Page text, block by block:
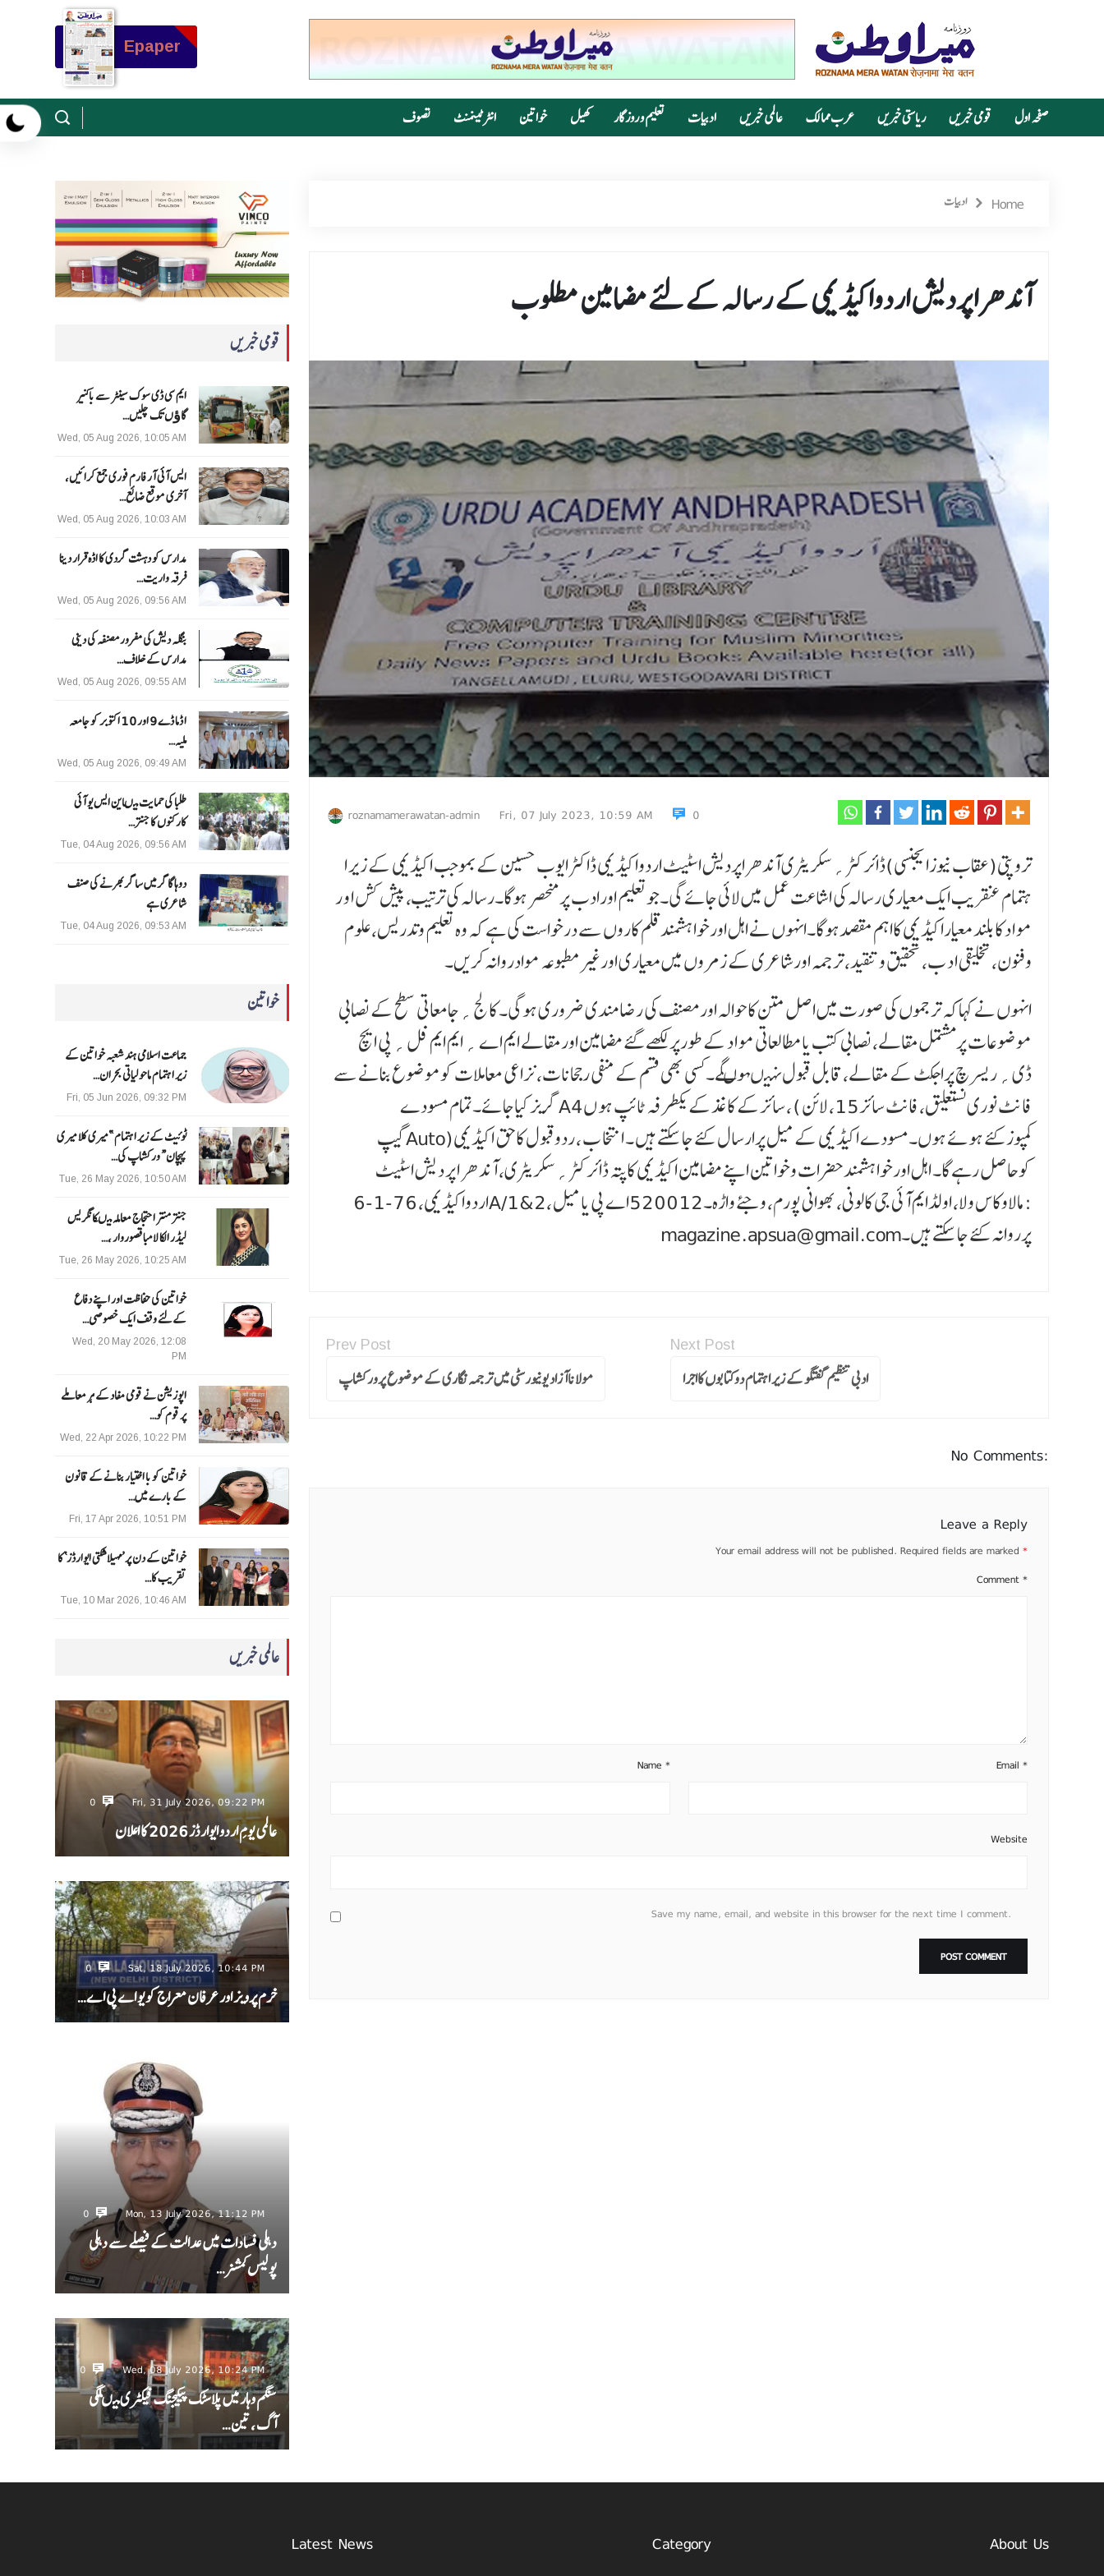
Epaper
صفحہ اول قومی خبریں ریاستی خبریں عرب ممالک عالمی خبریں ادبیات تعلیم و روزگار کھیل خواتین انٹرٹینمنٹ تصوف
قومی خبریں
ایم سی ڈی سوک سینٹر سے باکنیر
گاﺅں تک چلیں…
Wed, 05 Aug 2026, 10:05 AM
ایس آئی آر فارم فوری جمع کرائیں،
آخری موقع ضائع…
Wed, 05 Aug 2026, 10:03 AM
مدارس کو دہشت گردی کا اڈہ قرار دینا
فرقہ واریت…
Wed, 05 Aug 2026, 09:56 AM
بنگلہ دیش کی مفرور مصنفہ کی دینی
مدارس کے خلاف…
Wed, 05 Aug 2026, 09:55 AM
ا ڈما ڈے 9 اور 10 اکتوبر کو جامعہ
ملیہ…
Wed, 05 Aug 2026, 09:49 AM
طلبا کی حمایت میںاین ایس یو آئی
کارکنوں کا جنتر…
Tue, 04 Aug 2026, 09:56 AM
دوہا گاگر میں ساگر بھرنے کی صنف
شاعری ہے
Tue, 04 Aug 2026, 09:53 AM
خواتین
جماعت اسلامی ہند شعبہ خواتین کے
زیر اہتمام ماحولیاتی بحران…
Fri, 05 Jun 2026, 09:32 PM
ٹوئیٹ کے زیر اہتمام ”میری کلا میری
پہچان“ ورکشاپ کی…
Tue, 26 May 2026, 10:50 AM
جنتر منتر احتجاج معاملہ میںکانگریس
لیڈر الکا لامبا قصوروار ،…
Tue, 26 May 2026, 10:25 AM
خواتین کی حفاظت اور اپنے دفاع
کےلئے وقف ایک خصوصی…
Wed, 20 May 2026, 12:08
PM
اپوزیشن نے قومی مفاد کے ہر معاملے
پر قوم کو…
Wed, 22 Apr 2026, 10:22 PM
خواتین کو با اختیار بنانے کے قانون
کے بارے میں…
Fri, 17 Apr 2026, 10:51 PM
خواتین کے دن پر ’مہیلا شکتی ایوارڈز‘ کا
تقریب کا…
Tue, 10 Mar 2026, 10:46 AM
عالمی خبریں
Fri, 31 July 2026, 09:22 PM
0
عالمی یومِ اردو ایوارڈز 2026 کا اعلان
Sat, 18 July 2026, 10:44 PM
0
خرم پرویز اور عرفان معراج کو یو اے پی اے…
Mon, 13 July 2026, 11:12 PM
0
دہلی فسادات میں عدالت کے فیصلے سے دہلی
پولیس کمشنر…
Wed, 08 July 2026, 10:24 PM
0
سنگم وہار میں پلاسٹک پیکیجنگ فیکٹری میںلگی
آگ ، تین…
Home ادبیات
آندھرا پردیش اردواکیڈیمی کے رسالہ کے لئے مضامین مطلوب
roznamamerawatan-admin Fri, 07 July 2023, 10:59 AM 0
تروپتی(عقاب نیوزایجنسی)ڈائرکٹر؍سکریٹری آندھراپردیش اسٹیٹ اردواکیڈیمی ڈاکٹر ایوب حسین کے بموجب اکیڈیمی کے ز یر ا
ہتمام عنقریب ایک معیاری رسالہ کی اشاعت عمل میں لائی جائے گی۔جوتعلیم اورادب پرمنحصر ہوگا۔رسالہ کی ترتیب، پیش کش ا و ر
مو ا د کا بلند معیاراکیڈیمی کااہم مقصدہوگا۔انہوں نے اہل اورخواہشمندقلم کاروں سے درخواست کی ہے کہ وہ تعلیم وتدریس، علوم
وفنون، تخلیقی ا د ب، تحقیق وتنقید، ترجمہ اورشاعری کے زمروں میں معیاری اورغیرمطبوعہ موادروانہ کریں۔
انہوں نے کہاکہ ترجموں کی صورت میں اصل متن کاحوالہ اورمصنف کی رضامندی ضروری ہوگی۔ کالج؍جامعاتی سطح کے نصابی
موضوعات پرمشتمل مقالے، نصابی کتب یامطالعاتی مو ا د کے طورپرلکھے گئے مضامین اورمقالے ایم اے ؍ ایم ایم فل؍ پی ایچ
ڈی؍ ریسرچ پراجکٹ کے مقالے، قابل قبول نہیںہوںگے۔کسی بھی قسم کے منفی رجحانات، نزاعی معاملات کوموضوع بنانے سے
گریز کیاجائے۔تمام مسودےA4سائزکے کاغذکے یکطرفہ ٹائپ ہو ں ، ( فا نٹ نوری نستعلیق، فانٹ سائز15، لائن
گیپAuto)کمپوزکئے ہوئے ہوں۔مسودے اکیڈیمی کے میل پرارسال کئے جاسکتے ہیں ۔ ا نتخا ب ، ردوقبول کاحق اکیڈیمی
کوحاصل رہے گا۔ اہل اورخواہشمندحضرات وخواتین اپنے مضامین اکیڈیمی کاپتہ ڈائرکٹر؍سکریٹری، آ ند ھر ا پر د یش اسٹیٹ
اردواکیڈیمی، 76-1-6A/1&2، مالاوکاس ولا، اولڈایم آئی جی کالونی، بھوانی پورم، وجئے واڑہ۔520012اے پی یا میل :
magazine.apsua@gmail.comپرروانہ کئے جاسکتے ہیں۔
Prev Post
مولاناآزاد یونیورسٹی میں ترجمہ نگاری کے موضوع پرورکشاپ
Next Post
ادبی تنظیم گفتگو کے زیر اہتمام دوکتابوں کااجرا
No Comments:
Leave a Reply
Your email address will not be published. Required fields are marked *
Comment *
Name* Email *
Website
Save my name, email, and website in this browser for the next time I comment.
Latest News Category About Us